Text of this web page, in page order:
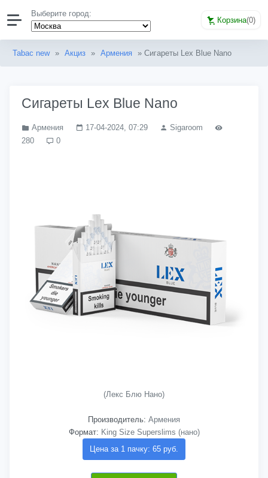
Выберите город:
Корзина(0)
Tabac new » Акциз » Армения » Сигареты Lex Blue Nano
Сигареты Lex Blue Nano
Армения 17-04-2024, 07:29
Sigaroom
280
0
(Лекс Блю Нано)
Производитель: Армения
Формат: King Size Superslims (нано)
Цена за 1 пачку: 65 руб.